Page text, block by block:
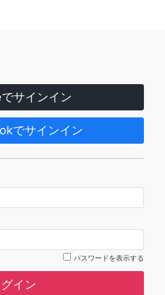
サインイン
でサインイン
パスワードを表示する
イン